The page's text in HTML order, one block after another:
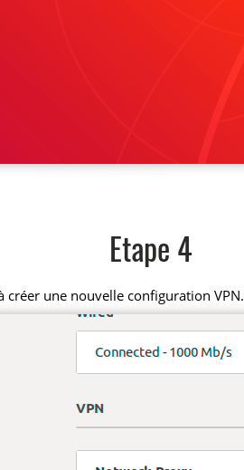
Etape 4
créer une nouvelle configuration VPN.